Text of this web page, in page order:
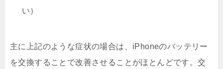
い）
主に上記のような症状の場合は、iPhoneのバッテリー
を交換することで改善させることがほとんどです。交